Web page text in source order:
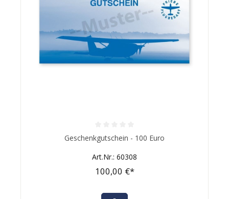
Durchschnittliche Bewertung von 0 von 5 Sternen
Geschenkgutschein - 100 Euro
Art.Nr.: 60308
100,00 €*